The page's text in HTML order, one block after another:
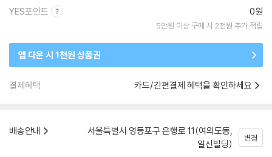
YES포인트 0원
5만원 이상 구매 시 2천원 추가 적립
앱 다운 시 1천원 상품권
결제혜택 카드/간편결제 혜택을 확인하세요
배송안내
서울특별시 영등포구 은행로 11(여의도동,
일신빌딩)
변경